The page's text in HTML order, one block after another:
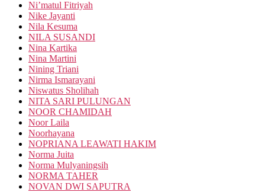
Ni’matul Fitriyah
Nike Jayanti
Nila Kesuma
NILA SUSANDI
Nina Kartika
Nina Martini
Nining Triani
Nirma Ismarayani
Niswatus Sholihah
NITA SARI PULUNGAN
NOOR CHAMIDAH
Noor Laila
Noorhayana
NOPRIANA LEAWATI HAKIM
Norma Juita
Norma Mulyaningsih
NORMA TAHER
NOVAN DWI SAPUTRA